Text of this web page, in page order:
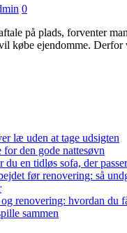
0
på plads, forventer
købe ejendomme.
læ uden at tage udsigten
for den gode nattesøvn
du en tidløs sofa, der
før renovering: så
renovering: hvordan du
sammen